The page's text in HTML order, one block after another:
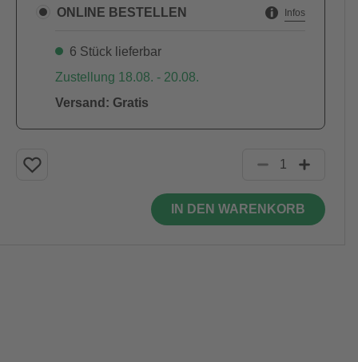
ONLINE BESTELLEN Infos
6 Stück lieferbar
Zustellung 18.08. - 20.08.
Versand: Gratis
IN DEN WARENKORB